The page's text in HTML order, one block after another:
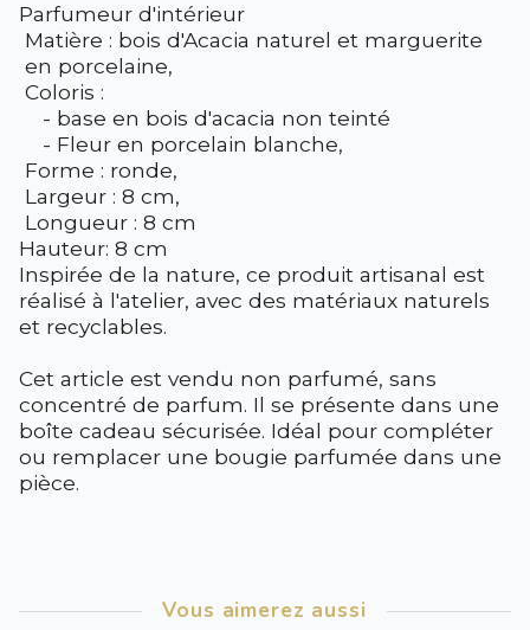
Parfumeur d'intérieur
Matière : bois d'Acacia naturel et marguerite
en porcelaine,
Coloris :
- base en bois d'acacia non teinté
- Fleur en porcelain blanche,
Forme : ronde,
Largeur : 8 cm,
Longueur : 8 cm
Hauteur: 8 cm
Inspirée de la nature, ce produit artisanal est
réalisé à l'atelier, avec des matériaux naturels
et recyclables.
Cet article est vendu non parfumé, sans
concentré de parfum. Il se présente dans une
boîte cadeau sécurisée. Idéal pour compléter
ou remplacer une bougie parfumée dans une
pièce.
Vous aimerez aussi